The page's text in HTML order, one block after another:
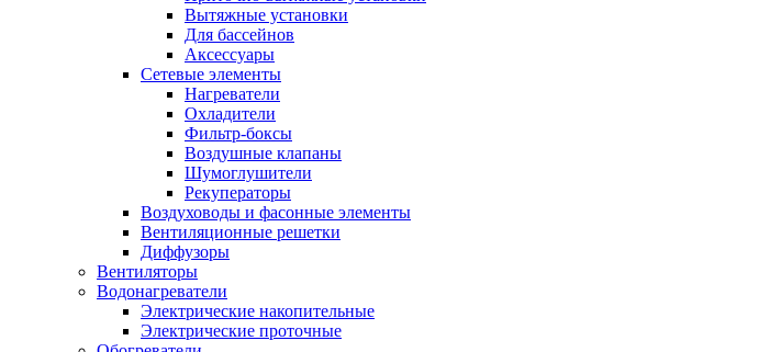
Вытяжные установки
Для бассейнов
Аксессуары
Сетевые элементы
Нагреватели
Охладители
Фильтр-боксы
Воздушные клапаны
Шумоглушители
Рекуператоры
Воздуховоды и фасонные элементы
Вентиляционные решетки
Диффузоры
Вентиляторы
Водонагреватели
Электрические накопительные
Электрические проточные